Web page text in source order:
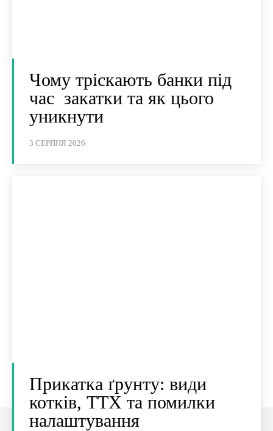
Чому тріскають банки під
час закатки та як цього
уникнути
3 СЕРПНЯ 2026
Прикатка ґрунту: види
котків, ТТХ та помилки
налаштування